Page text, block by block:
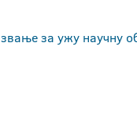
за ужу научну